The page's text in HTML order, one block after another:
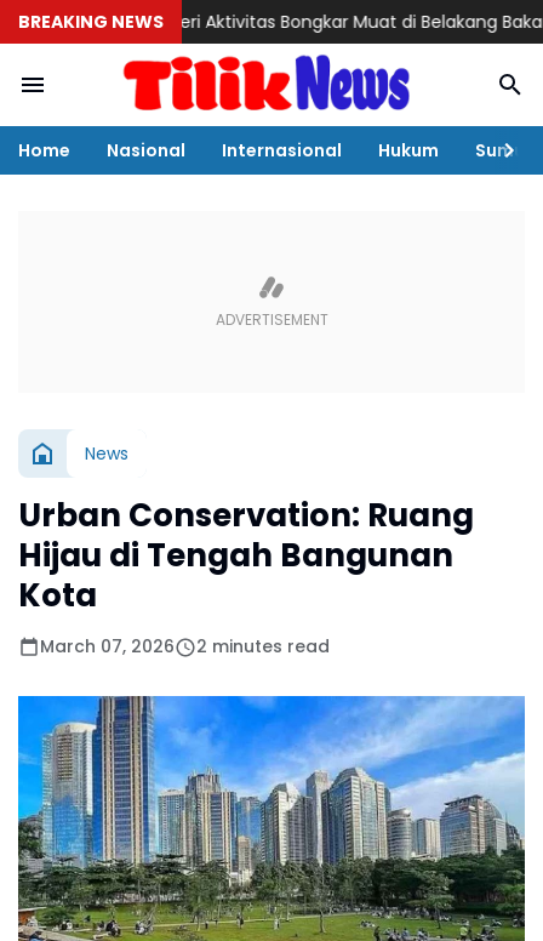
BREAKING NEWS
Misteri Aktivitas Bongkar Muat di Belakang Bakamla
Home Nasional Internasional Hukum Sumut
News
Urban Conservation: Ruang
Hijau di Tengah Bangunan
Kota
March 07, 2026 2 minutes read